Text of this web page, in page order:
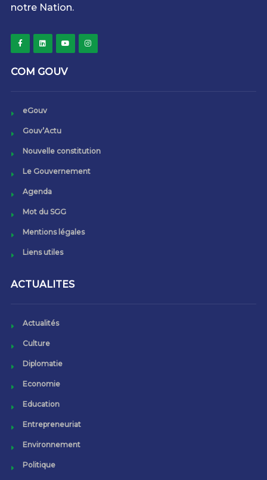
notre Nation.
COM GOUV
eGouv
Gouv’Actu
Nouvelle constitution
Le Gouvernement
Agenda
Mot du SGG
Mentions légales
Liens utiles
ACTUALITES
Actualités
Culture
Diplomatie
Economie
Education
Entrepreneuriat
Environnement
Politique